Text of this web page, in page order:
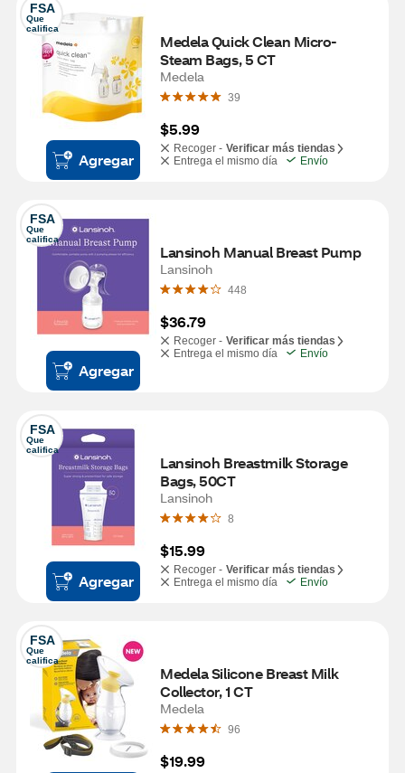
FSA
Que
califica
Agregar
Medela Quick Clean Micro-
Steam Bags, 5 CT
Medela
39
$5.99
Recoger - Verificar más tiendas
Entrega el mismo día
Envío
FSA
Que
califica
Agregar
Lansinoh Manual Breast Pump
Lansinoh
448
$36.79
Recoger - Verificar más tiendas
Entrega el mismo día
Envío
FSA
Que
califica
Agregar
Lansinoh Breastmilk Storage
Bags, 50CT
Lansinoh
8
$15.99
Recoger - Verificar más tiendas
Entrega el mismo día
Envío
FSA
Que
califica
Medela Silicone Breast Milk
Collector, 1 CT
Medela
96
$19.99